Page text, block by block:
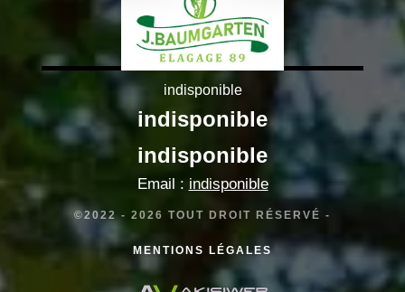
indisponible
indisponible
indisponible
Email : indisponible
©2022 - 2026 TOUT DROIT RÉSERVÉ -
MENTIONS LÉGALES